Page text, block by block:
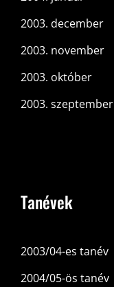
2003. december
2003. november
2003. október
2003. szeptember
Tanévek
2003/04-es tanév
2004/05-ös tanév